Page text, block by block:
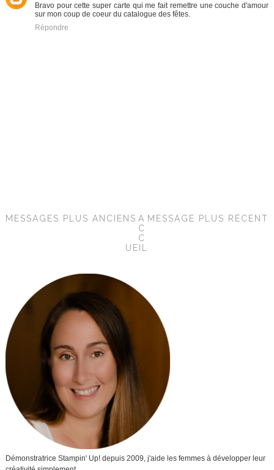
Bravo pour cette super carte qui me fait remettre une couche d'amour
sur mon coup de coeur du catalogue des fêtes.
Répondre
MESSAGE PLUS RÉCENT
MESSAGES PLUS ANCIENS A
C
C
UEIL
Démonstratrice Stampin' Up! depuis 2009, j'aide les femmes à développer leur